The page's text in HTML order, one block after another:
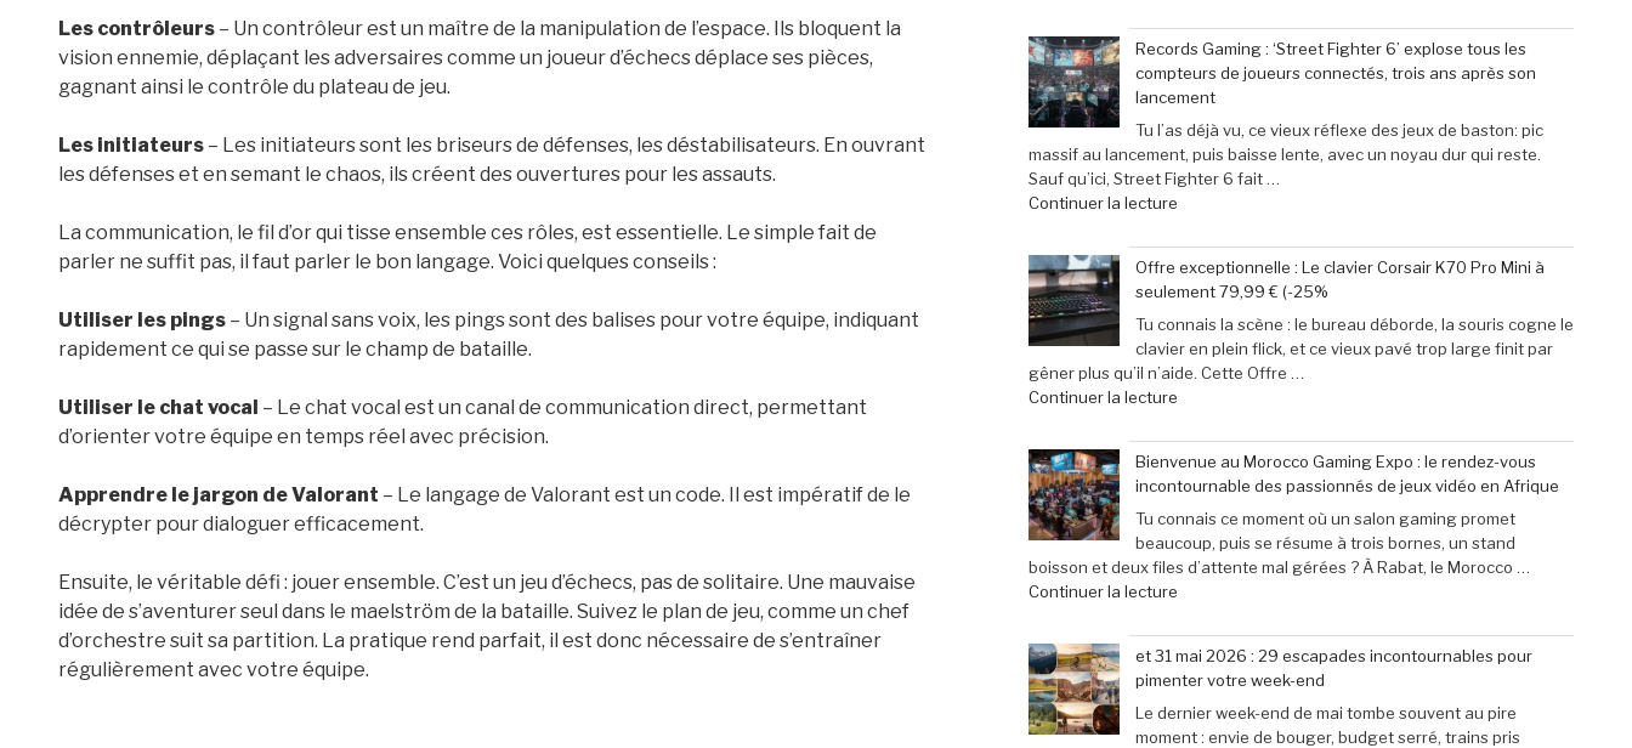
Les contrôleurs – Un contrôleur est un maître de la manipulation de l’espace. Ils bloquent la
vision ennemie, déplaçant les adversaires comme un joueur d’échecs déplace ses pièces,
gagnant ainsi le contrôle du plateau de jeu.
Les initiateurs – Les initiateurs sont les briseurs de défenses, les déstabilisateurs. En ouvrant
les défenses et en semant le chaos, ils créent des ouvertures pour les assauts.
La communication, le fil d’or qui tisse ensemble ces rôles, est essentielle. Le simple fait de
parler ne suffit pas, il faut parler le bon langage. Voici quelques conseils :
Utiliser les pings – Un signal sans voix, les pings sont des balises pour votre équipe, indiquant
rapidement ce qui se passe sur le champ de bataille.
Utiliser le chat vocal – Le chat vocal est un canal de communication direct, permettant
d’orienter votre équipe en temps réel avec précision.
Apprendre le jargon de Valorant – Le langage de Valorant est un code. Il est impératif de le
décrypter pour dialoguer efficacement.
Ensuite, le véritable défi : jouer ensemble. C’est un jeu d’échecs, pas de solitaire. Une mauvaise
idée de s’aventurer seul dans le maelström de la bataille. Suivez le plan de jeu, comme un chef
d’orchestre suit sa partition. La pratique rend parfait, il est donc nécessaire de s’entraîner
régulièrement avec votre équipe.
Retour
sur
les
films
parodiés
de
Get
Out
Michael
Myers »
aventuriers
du
jeu
mobile
adoptent
la
Retroid
Pocket
:
succès
phénoménal
grâce
à
une
baisse
prix
de
40% »
Records Gaming : ‘Street Fighter 6’ explose tous les
compteurs de joueurs connectés, trois ans après son
lancement
Tu l’as déjà vu, ce vieux réflexe des jeux de baston: pic
massif au lancement, puis baisse lente, avec un noyau dur qui reste.
Sauf qu’ici, Street Fighter 6 fait …
Continuer la lecturede
Gaming
:
‘Street
Fighter
6’
explose
tous
compteurs
de
joueurs
connectés,
trois
ans
après
lancement »
Offre exceptionnelle : Le clavier Corsair K70 Pro Mini à
seulement 79,99 € (-25%
Tu connais la scène : le bureau déborde, la souris cogne le
clavier en plein flick, et ce vieux pavé trop large finit par
gêner plus qu’il n’aide. Cette Offre …
Continuer la lecturede
exceptionnelle
:
Le
clavier
Corsair
K70
Pro
à
seulement
79,99
€
(-25% »
Bienvenue au Morocco Gaming Expo : le rendez-vous
incontournable des passionnés de jeux vidéo en Afrique
Tu connais ce moment où un salon gaming promet
beaucoup, puis se résume à trois bornes, un stand
boisson et deux files d’attente mal gérées ? À Rabat, le Morocco …
Continuer la lecturede
au
Morocco
Gaming
Expo
:
et 31 mai 2026 : 29 escapades incontournables pour
pimenter votre week-end
Le dernier week-end de mai tombe souvent au pire
moment : envie de bouger, budget serré, trains pris